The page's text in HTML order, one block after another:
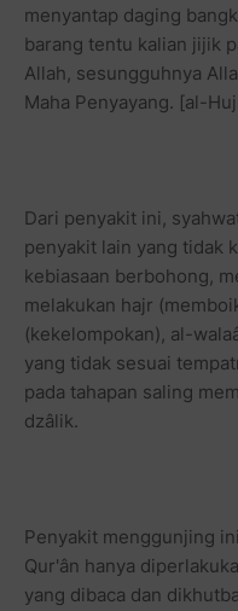
menyantap daging
barang tentu kalian jijik
Allah, sesungguhnya
Maha Penyayang. [al-
Dari penyakit ini,
penyakit lain yang tidak
kebiasaan berbohong,
melakukan hajr
(kekelompokan), al-
yang tidak sesuai
pada tahapan saling
dzâlik.
Penyakit menggunjing
Qur'ân hanya
yang dibaca dan